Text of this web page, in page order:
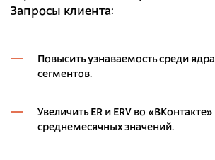
Запросы клиента:
Повысить узнаваемость среди
сегментов.
Увеличить ER и ERV во
среднемесячных значений.